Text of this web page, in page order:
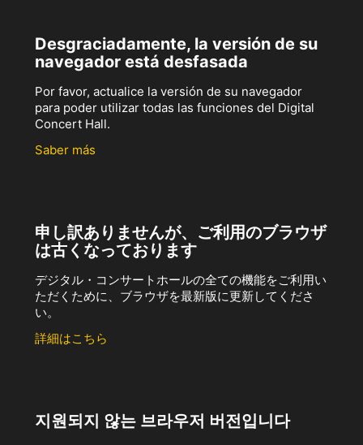
Desgraciadamente, la versión de su
navegador está desfasada
Por favor, actualice la versión de su navegador
para poder utilizar todas las funciones del Digital
Concert Hall.
Saber más
申し訳ありませんが、ご利用のブラウザ
は古くなっております
デジタル・コンサートホールの全ての機能をご利用い
ただくために、ブラウザを最新版に更新してくださ
い。
詳細はこちら
지원되지 않는 브라우저 버전입니다